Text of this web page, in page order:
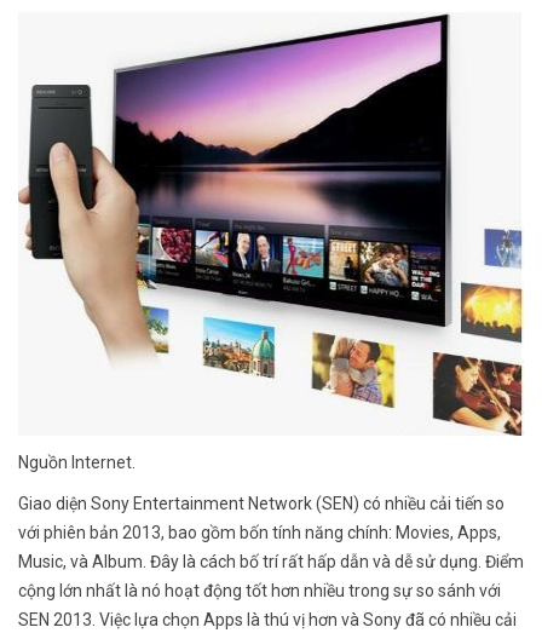
Nguồn Internet.
Giao diện Sony Entertainment Network (SEN) có nhiều cải tiến so
với phiên bản 2013, bao gồm bốn tính năng chính: Movies, Apps,
Music, và Album. Đây là cách bố trí rất hấp dẫn và dễ sử dụng. Điểm
cộng lớn nhất là nó hoạt động tốt hơn nhiều trong sự so sánh với
SEN 2013. Việc lựa chọn Apps là thú vị hơn và Sony đã có nhiều cải